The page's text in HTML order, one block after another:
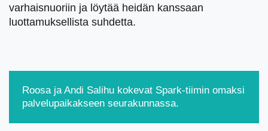
varhaisnuoriin ja löytää heidän kanssaan
luottamuksellista suhdetta.
Roosa ja Andi Salihu kokevat Spark-tiimin omaksi
palvelupaikakseen seurakunnassa.